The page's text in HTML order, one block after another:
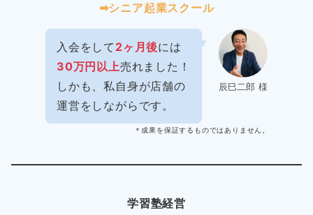
➡︎シニア起業スクール
辰巳二郎 様
入会をして 2ヶ月後には
30万円以上売れました！
しかも、私自身が店舗の
運営をしながらです。
＊成果を保証するものではありません。
学習塾経営